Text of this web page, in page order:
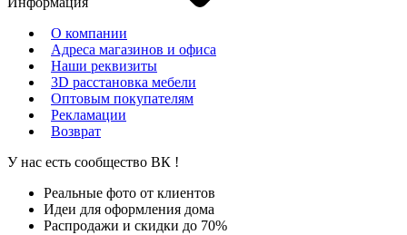
О компании
Адреса магазинов и офиса
Наши реквизиты
3D расстановка мебели
Оптовым покупателям
Рекламации
Возврат
У нас есть сообщество ВК !
Реальные фото от клиентов
Идеи для оформления дома
Распродажи и скидки до 70%